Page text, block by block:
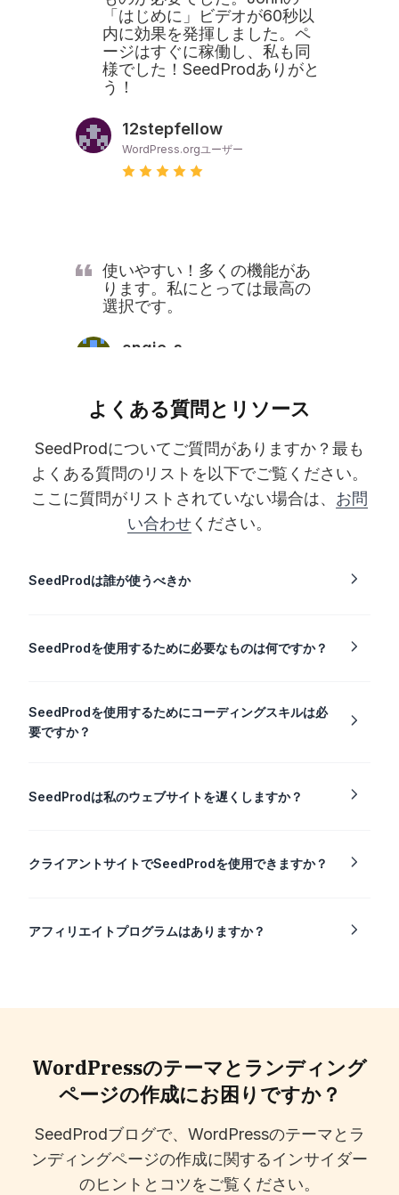
「はじめに」ビデオが60秒以
内に効果を発揮しました。ペ
ージはすぐに稼働し、私も同
様でした！SeedProdありがと
う！
12stepfellow
WordPress.orgユーザー
使いやすい！多くの機能があ
ります。私にとっては最高の
選択です。
angie_s
よくある質問とリソース
SeedProdについてご質問がありますか？最も
よくある質問のリストを以下でご覧ください。
ここに質問がリストされていない場合は、 お問
い合わせください。
SeedProdは誰が使うべきか
SeedProdを使用するために必要なものは何ですか？
SeedProdを使用するためにコーディングスキルは必
要ですか？
SeedProdは私のウェブサイトを遅くしますか？
クライアントサイトでSeedProdを使用できますか？
アフィリエイトプログラムはありますか？
WordPressのテーマとランディング
ページの作成にお困りですか？
SeedProdブログで、WordPressのテーマとラ
ンディングページの作成に関するインサイダー
のヒントとコツをご覧ください。